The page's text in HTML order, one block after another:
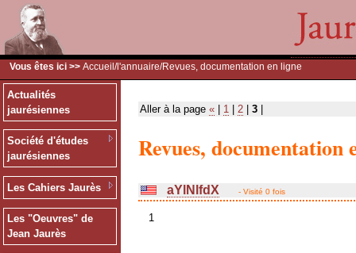
Vous êtes ici >> Accueil /l'annuaire/Revues, documentation en ligne
Actualités
jaurésiennes
Société d'études
jaurésiennes
Les Cahiers Jaurès
Les "Oeuvres" de
Jean Jaurès
Aller à la page « 1 2 3
Revues, documentation
aYlNlfdX - Visité 0 fois
1